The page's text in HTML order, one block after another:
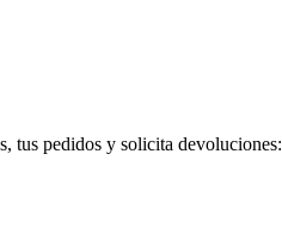
tus pedidos y solicita devoluciones: